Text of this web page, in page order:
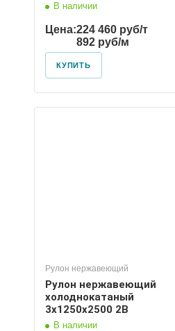
В наличии
Цена:224 460 руб/т
892 руб/м
КУПИТЬ
Рулон нержавеющий
Рулон нержавеющий
холоднокатаный
3х1250х2500 2В
В наличии